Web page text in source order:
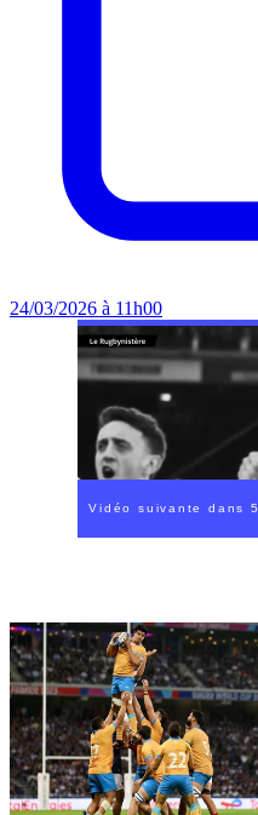
24/03/2026 à 11h00
Vidéo suivante dans 3